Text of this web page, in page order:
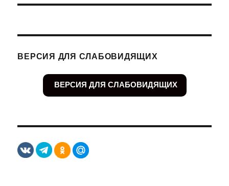
ВЕРСИЯ ДЛЯ СЛАБОВИДЯЩИХ
ВЕРСИЯ ДЛЯ СЛАБОВИДЯЩИХ